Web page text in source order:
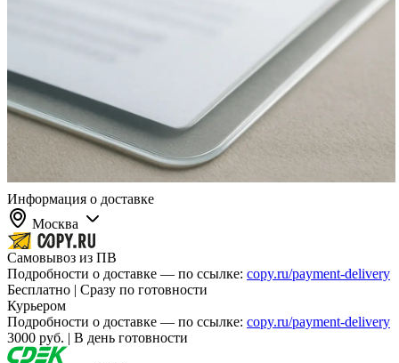
Информация о доставке
Москва
Самовывоз из ПВ
Подробности о доставке — по ссылке: copy.ru/payment-delivery
Бесплатно | Сразу по готовности
Курьером
Подробности о доставке — по ссылке: copy.ru/payment-delivery
3000 руб. | В день готовности